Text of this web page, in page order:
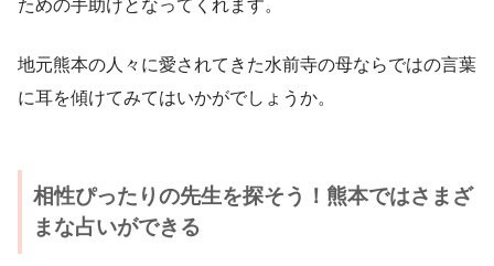
ための手助けとなってくれます。
地元熊本の人々に愛されてきた水前寺の母ならではの言葉
に耳を傾けてみてはいかがでしょうか。
相性ぴったりの先生を探そう！熊本ではさまざ
まな占いができる